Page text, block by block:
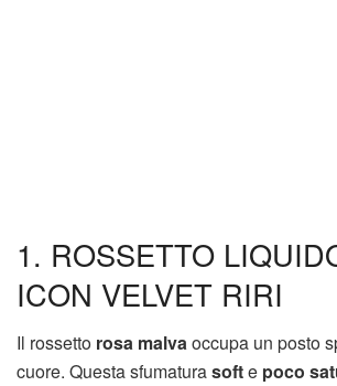
1. ROSSETTO
ICON VELVET RIRI
Il rossetto rosa malvaoccupa un posto
cuore. Questa sfumaturasofte poco